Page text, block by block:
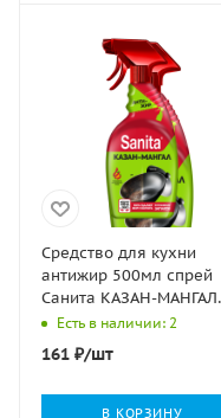
Средство для кухни
антижир 500мл спрей
Санита КАЗАН-МАНГАЛ
1/5Есть в наличии: 2
161 ₽/шт
В КОРЗИНУ